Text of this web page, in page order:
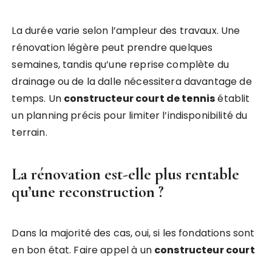
La durée varie selon l’ampleur des travaux. Une
rénovation légère peut prendre quelques
semaines, tandis qu’une reprise complète du
drainage ou de la dalle nécessitera davantage de
temps. Un constructeur court de tennisétablit
un planning précis pour limiter l’indisponibilité du
terrain.
La rénovation est-elle plus rentable
qu’une reconstruction ?
Dans la majorité des cas, oui, si les fondations sont
en bon état. Faire appel à un constructeur court